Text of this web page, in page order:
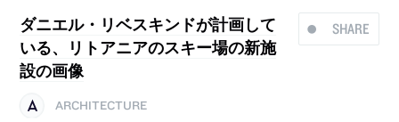
SHARE
ダニエル・リベスキンドが計画して
いる、リトアニアのスキー場の新施
設の画像
ARCHITECTURE